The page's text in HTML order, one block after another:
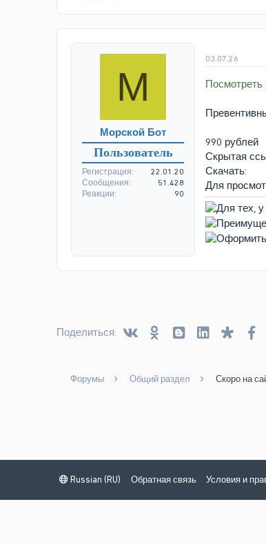
о
р
а
н
М
Морской Бот
Пользователь
Регистрация
22.01.20
Сообщения
51.428
Реакции
90
03.07.26
Посмотреть
990 рублей
Скрытая
Скачать:
Для
Поделиться: VkontakteOdnoklassniki
BloggerLinked In
Форумы Общий раздел Скоро на
Russian (RU) Обратная связь Условия и